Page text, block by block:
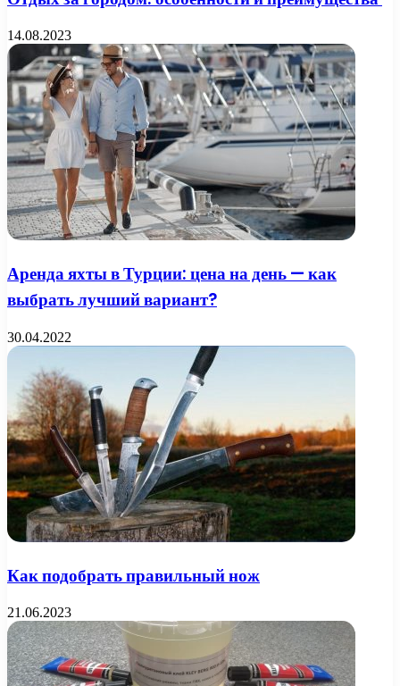
14.08.2023
Аренда яхты в Турции: цена на день — как
выбрать лучший вариант?
30.04.2022
Как подобрать правильный нож
21.06.2023